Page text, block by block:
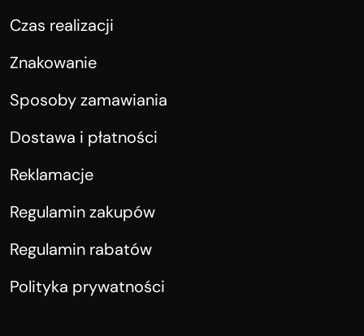
Czas realizacji
Znakowanie
Sposoby zamawiania
Dostawa i płatności
Reklamacje
Regulamin zakupów
Regulamin rabatów
Polityka prywatności